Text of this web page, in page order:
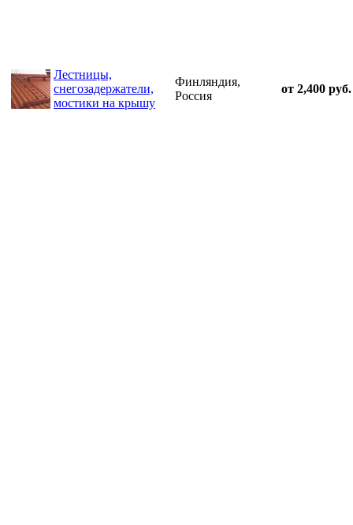
Лестницы,
снегозадержатели,
мостики на крышу
Финляндия,
Россия
от 2,400 руб.